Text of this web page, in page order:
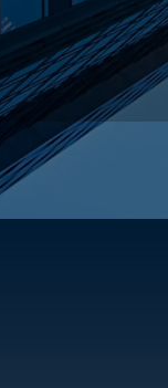
มีความน่าเชื่อถือ